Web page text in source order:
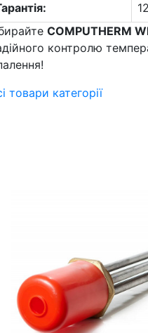
COMPUTHERM
контролю
товари категорії